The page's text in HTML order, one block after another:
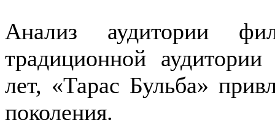
Анализ аудитории
традиционной
лет, «Тарас Бульба»
поколения.